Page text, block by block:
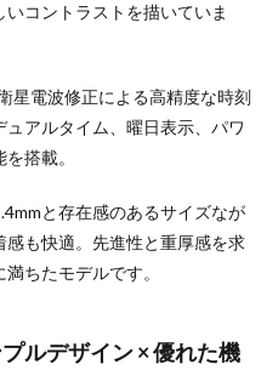
コントラストを描いていま
星電波修正による高精度な時刻
アルタイム、曜日表示、パワ
搭載。
と存在感のあるサイズなが
も快適。先進性と重厚感を求
ちたモデルです。
ルデザイン × 優れた機